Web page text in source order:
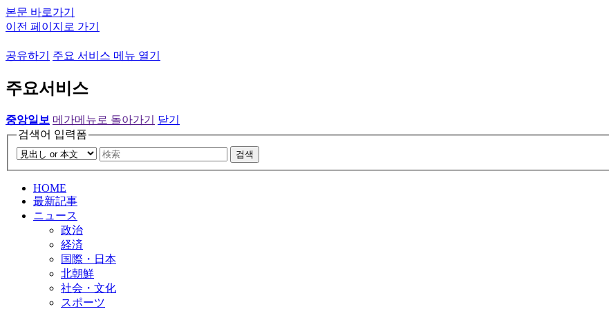
본문 바로가기
이전 페이지로 가기
공유하기 주요 서비스 메뉴 열기
주요서비스
중앙일보 메가메뉴로 돌아가기
닫기
검색어 입력폼
검색
HOME
最新記事
ニュース
政治
経済
国際・日本
北朝鮮
社会・文化
スポーツ